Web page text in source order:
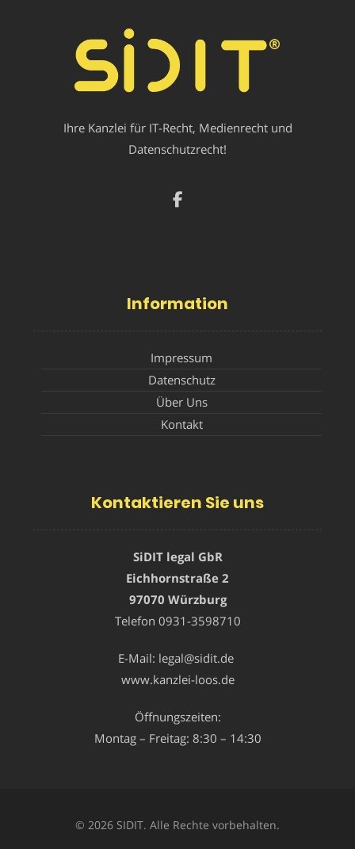
Ihre Kanzlei für IT-Recht, Medienrecht und
Datenschutzrecht!
Information
Impressum
Datenschutz
Über Uns
Kontakt
Kontaktieren Sie uns
SiDIT legal GbR
Eichhornstraße 2
97070 Würzburg
Telefon 0931-3598710
E-Mail: legal@sidit.de
www.kanzlei-loos.de
Öffnungszeiten:
Montag – Freitag: 8:30 – 14:30
© 2026 SIDIT. Alle Rechte vorbehalten.